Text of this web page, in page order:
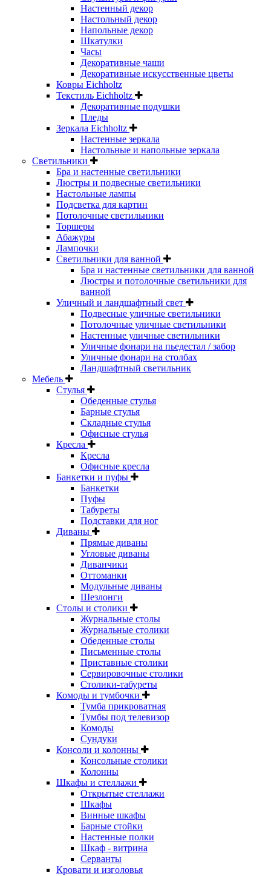
Настенный декор
Настольный декор
Напольные декор
Шкатулки
Часы
Декоративные чаши
Декоративные искусственные цветы
Ковры Eichholtz
Текстиль Eichholtz
Декоративные подушки
Пледы
Зеркала Eichholtz
Настенные зеркала
Настольные и напольные зеркала
Светильники
Бра и настенные светильники
Люстры и подвесные светильники
Настольные лампы
Подсветка для картин
Потолочные светильники
Торшеры
Абажуры
Лампочки
Светильники для ванной
Бра и настенные светильники для ванной
Люстры и потолочные светильники для
ванной
Уличный и ландшафтный свет
Подвесные уличные светильники
Потолочные уличные светильники
Настенные уличные светильники
Уличные фонари на пьедестал / забор
Уличные фонари на столбах
Ландшафтный светильник
Мебель
Стулья
Обеденные стулья
Барные стулья
Складные стулья
Офисные стулья
Кресла
Кресла
Офисные кресла
Банкетки и пуфы
Банкетки
Пуфы
Табуреты
Подставки для ног
Диваны
Прямые диваны
Угловые диваны
Диванчики
Оттоманки
Модульные диваны
Шезлонги
Столы и столики
Журнальные столы
Журнальные столики
Обеденные столы
Письменные столы
Приставные столики
Сервировочные столики
Столики-табуреты
Комоды и тумбочки
Тумба прикроватная
Тумбы под телевизор
Комоды
Сундуки
Консоли и колонны
Консольные столики
Колонны
Шкафы и стеллажи
Открытые стеллажи
Шкафы
Винные шкафы
Барные стойки
Настенные полки
Шкаф - витрина
Серванты
Кровати и изголовья